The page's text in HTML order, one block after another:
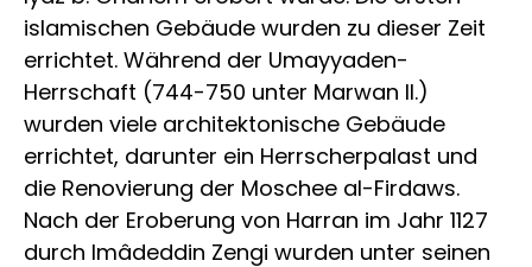
islamischen Gebäude wurden zu dieser Zeit
errichtet. Während der Umayyaden-
Herrschaft (744-750 unter Marwan II.)
wurden viele architektonische Gebäude
errichtet, darunter ein Herrscherpalast und
die Renovierung der Moschee al-Firdaws.
Nach der Eroberung von Harran im Jahr 1127
durch Imâdeddin Zengi wurden unter seinen